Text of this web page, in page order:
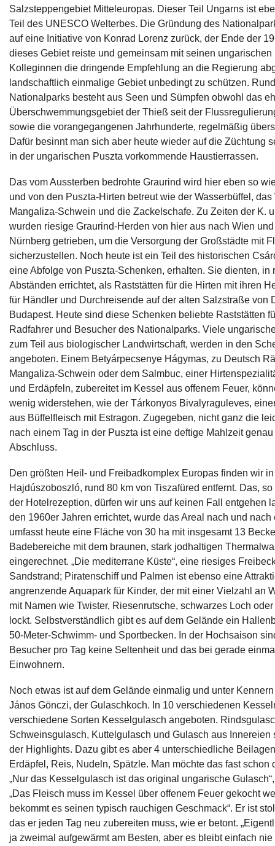
Salzsteppengebiet Mitteleuropas. Dieser Teil Ungarns ist
Teil des UNESCO Welterbes. Die Gründung des
auf eine Initiative von Konrad Lorenz zurück, der Ende der
dieses Gebiet reiste und gemeinsam mit seinen
Kolleginnen die dringende Empfehlung an die Regierung
landschaftlich einmalige Gebiet unbedingt zu schützen.
Nationalparks besteht aus Seen und Sümpfen obwohl das
Überschwemmungsgebiet der Thieß seit der
sowie die vorangegangenen Jahrhunderte, regelmäßig
Dafür besinnt man sich aber heute wieder auf die Züchtung
in der ungarischen Puszta vorkommende Haustierrassen.
Das vom Aussterben bedrohte Graurind wird hier eben so
und von den Puszta-Hirten betreut wie der Wasserbüffel,
Mangaliza-Schwein und die Zackelschafe. Zu Zeiten der K.
wurden riesige Graurind-Herden von hier aus nach Wien
Nürnberg getrieben, um die Versorgung der Großstädte mit
sicherzustellen. Noch heute ist ein Teil des historischen
eine Abfolge von Puszta-Schenken, erhalten. Sie dienten, in
Abständen errichtet, als Raststätten für die Hirten mit ihren
für Händler und Durchreisende auf der alten Salzstraße von
Budapest. Heute sind diese Schenken beliebte Raststätten
Radfahrer und Besucher des Nationalparks. Viele
zum Teil aus biologischer Landwirtschaft, werden in den
angeboten. Einem Betyárpecsenye Hágymas, zu Deutsch
Mangaliza-Schwein oder dem Salmbuc, einer
und Erdäpfeln, zubereitet im Kessel aus offenem Feuer,
wenig widerstehen, wie der Tárkonyos Bivalyraguleves,
aus Büffelfleisch mit Estragon. Zugegeben, nicht ganz die
nach einem Tag in der Puszta ist eine deftige Mahlzeit
Abschluss.
Den größten Heil- und Freibadkomplex Europas finden wir in
Hajdúszoboszló, rund 80 km von Tiszafüred entfernt. Das,
der Hotelrezeption, dürfen wir uns auf keinen Fall entgehen
den 1960er Jahren errichtet, wurde das Areal nach und nach
umfasst heute eine Fläche von 30 ha mit insgesamt 13
Badebereiche mit dem braunen, stark jodhaltigen
eingerechnet. „Die mediterrane Küste“, eine riesiges
Sandstrand; Piratenschiff und Palmen ist ebenso eine
angrenzende Aquapark für Kinder, der mit einer Vielzahl an
mit Namen wie Twister, Riesenrutsche, schwarzes Loch
lockt. Selbstverständlich gibt es auf dem Gelände ein
50-Meter-Schwimm- und Sportbecken. In der Hochsaison
Besucher pro Tag keine Seltenheit und das bei gerade
Einwohnern.
Noch etwas ist auf dem Gelände einmalig und unter
János Gönczi, der Gulaschkoch. In 10 verschiedenen
verschiedene Sorten Kesselgulasch angeboten.
Schweinsgulasch, Kuttelgulasch und Gulasch aus Innereien
der Highlights. Dazu gibt es aber 4 unterschiedliche
Erdäpfel, Reis, Nudeln, Spätzle. Man möchte das fast schon
„Nur das Kesselgulasch ist das original ungarische
„Das Fleisch muss im Kessel über offenem Feuer gekocht
bekommt es seinen typisch rauchigen Geschmack“. Er ist
das er jeden Tag neu zubereiten muss, wie er betont.
ja zweimal aufgewärmt am Besten, aber es bleibt einfach nie